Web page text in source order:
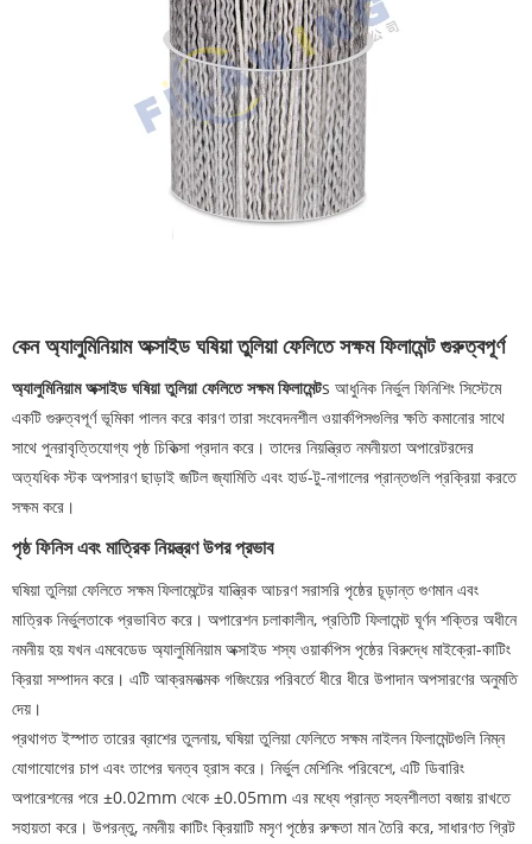
কেন অ্যালুমিনিয়াম অক্সাইড ঘষিয়া তুলিয়া ফেলিতে সক্ষম ফিলামেন্ট গুরুত্বপূর্ণ
অ্যালুমিনিয়াম অক্সাইড ঘষিয়া তুলিয়া ফেলিতে সক্ষম ফিলামেন্টs আধুনিক নির্ভুল ফিনিশিং সিস্টেমে
একটি গুরুত্বপূর্ণ ভূমিকা পালন করে কারণ তারা সংবেদনশীল ওয়ার্কপিসগুলির ক্ষতি কমানোর সাথে
সাথে পুনরাবৃত্তিযোগ্য পৃষ্ঠ চিকিত্সা প্রদান করে। তাদের নিয়ন্ত্রিত নমনীয়তা অপারেটরদের
অত্যধিক স্টক অপসারণ ছাড়াই জটিল জ্যামিতি এবং হার্ড-টু-নাগালের প্রান্তগুলি প্রক্রিয়া করতে
সক্ষম করে।
পৃষ্ঠ ফিনিস এবং মাত্রিক নিয়ন্ত্রণ উপর প্রভাব
ঘষিয়া তুলিয়া ফেলিতে সক্ষম ফিলামেন্টের যান্ত্রিক আচরণ সরাসরি পৃষ্ঠের চূড়ান্ত গুণমান এবং
মাত্রিক নির্ভুলতাকে প্রভাবিত করে। অপারেশন চলাকালীন, প্রতিটি ফিলামেন্ট ঘূর্ণন শক্তির অধীনে
নমনীয় হয় যখন এমবেডেড অ্যালুমিনিয়াম অক্সাইড শস্য ওয়ার্কপিস পৃষ্ঠের বিরুদ্ধে মাইক্রো-কাটিং
ক্রিয়া সম্পাদন করে। এটি আক্রমনাত্মক গজিংয়ের পরিবর্তে ধীরে ধীরে উপাদান অপসারণের অনুমতি
দেয়।
প্রথাগত ইস্পাত তারের ব্রাশের তুলনায়, ঘষিয়া তুলিয়া ফেলিতে সক্ষম নাইলন ফিলামেন্টগুলি নিম্ন
যোগাযোগের চাপ এবং তাপের ঘনত্ব হ্রাস করে। নির্ভুল মেশিনিং পরিবেশে, এটি ডিবারিং
অপারেশনের পরে ±0.02mm থেকে ±0.05mm এর মধ্যে প্রান্ত সহনশীলতা বজায় রাখতে
সহায়তা করে। উপরন্তু, নমনীয় কাটিং ক্রিয়াটি মসৃণ পৃষ্ঠের রুক্ষতা মান তৈরি করে, সাধারণত গ্রিট